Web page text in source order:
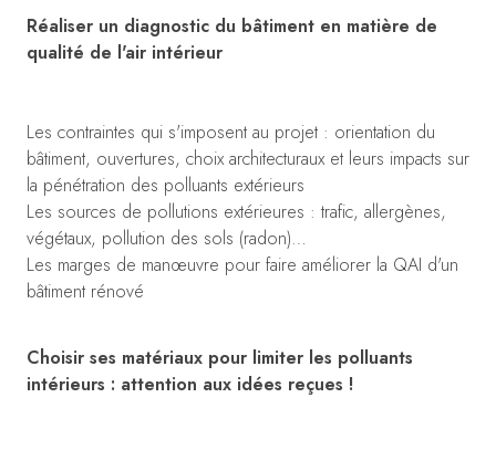
Réaliser un diagnostic du bâtiment en matière de
qualité de l'air intérieur
Les contraintes qui s'imposent au projet : orientation du
bâtiment, ouvertures, choix architecturaux et leurs impacts sur
la pénétration des polluants extérieurs
Les sources de pollutions extérieures : trafic, allergènes,
végétaux, pollution des sols (radon)…
Les marges de manœuvre pour faire améliorer la QAI d'un
bâtiment rénové
Choisir ses matériaux pour limiter les polluants
intérieurs : attention aux idées reçues !